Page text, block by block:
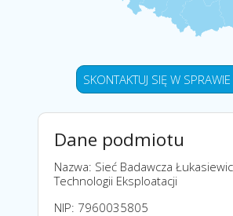
SKONTAKTUJ SIĘ W
Dane podmiotu
Nazwa: Sieć Badawcza
Technologii Eksploatacji
NIP: 7960035805